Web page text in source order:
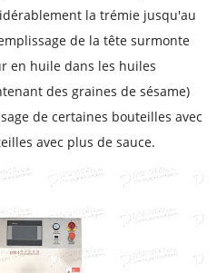
la trémie jusqu'au
de la tête surmonte
en huile dans les huiles
des graines de sésame)
de certaines bouteilles avec
avec plus de sauce.